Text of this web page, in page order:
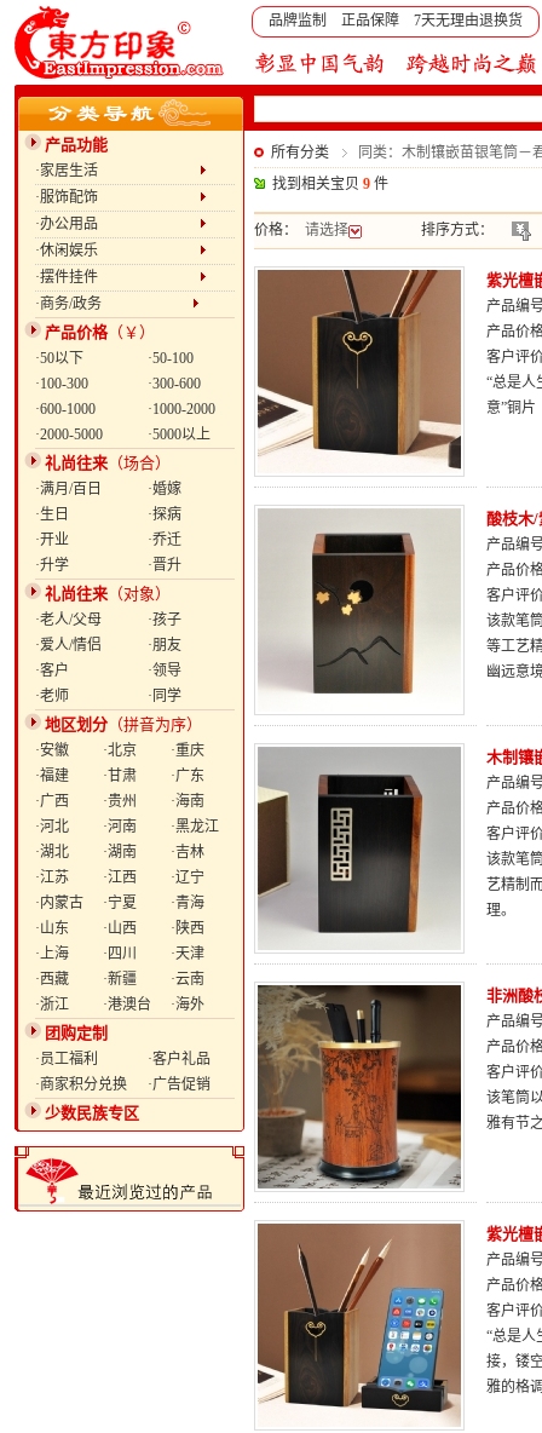
品牌监制 正品保障 7天无理由退换货
产品功能
·家居生活
·服饰配饰
·办公用品
·休闲娱乐
·摆件挂件
·商务/政务
产品价格（￥）
·50以下
·50-100
·100-300
·300-600
·600-1000
·1000-2000
·2000-5000
·5000以上
礼尚往来 （场合）
·满月/百日
·婚嫁
·生日
·探病
·开业
·乔迁
·升学
·晋升
礼尚往来 （对象）
·老人/父母
·孩子
·爱人/情侣
·朋友
·客户
·领导
·老师
·同学
地区划分 （拼音为序）
·安徽 ·北京
·重庆
·福建
·甘肃
·广东
·广西
·贵州
·海南
·河北
·河南
·黑龙江
·湖北
·湖南
·吉林
·江苏
·江西
·辽宁
·内蒙古
·宁夏
·青海
·山东
·山西
·陕西
·上海
·四川
·天津
·西藏
·新疆
·云南
·浙江
·港澳台 ·海外
团购定制
·员工福利
·客户礼品
·商家积分兑换
·广告促销
少数民族专区
所有分类
同类：木制镶嵌苗银笔筒－
找到相关宝贝 9 件
价格： 请选择 排序方式：
紫光檀
产品编
产品价
客户评
“总是人
意”铜
酸枝木/
产品编
产品价
客户评
该款笔
等工艺
幽远意
木制镶
产品编
产品价
客户评
该款笔
艺精制
理。
非洲酸
产品编
产品价
客户评
该笔筒
雅有节
紫光檀
产品编
产品价
客户评
“总是人
接，镂
雅的格